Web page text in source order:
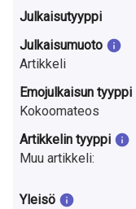
s
e
s
t
a
S
u
Julkaisutyyppi
Julkaisumuoto
Artikkeli
Emojulkaisun tyyppi
Kokoomateos
Artikkelin tyyppi
Muu artikkeli:
Yleisö